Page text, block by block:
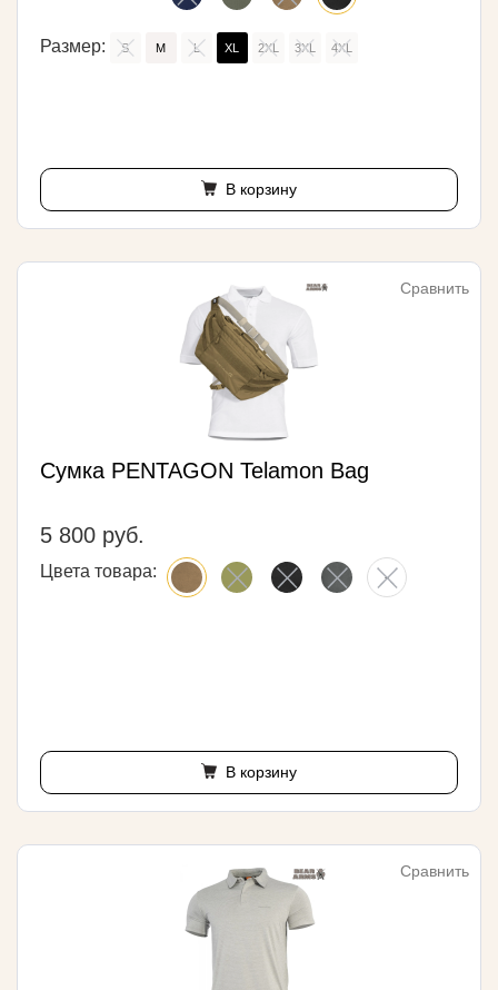
Размер: S M L XL 2XL 3XL 4XL
В корзину
Сравнить
Сумка PENTAGON Telamon Bag
5 800 руб.
Цвета товара:
В корзину
Сравнить